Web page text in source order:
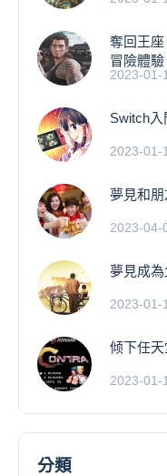
奪回王
冒險體驗
2023-01-
Switch
2023-01-
夢見和
2023-04-
夢見成
2023-01-
倾下任
2023-01-
分類